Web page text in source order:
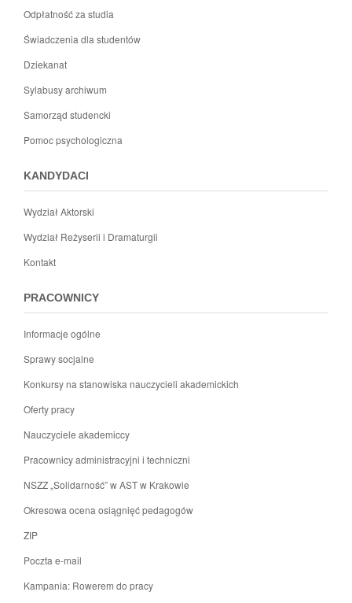
Odpłatność za studia
Świadczenia dla studentów
Dziekanat
Sylabusy archiwum
Samorząd studencki
Pomoc psychologiczna
KANDYDACI
Wydział Aktorski
Wydział Reżyserii i Dramaturgii
Kontakt
PRACOWNICY
Informacje ogólne
Sprawy socjalne
Konkursy na stanowiska nauczycieli akademickich
Oferty pracy
Nauczyciele akademiccy
Pracownicy administracyjni i techniczni
NSZZ „Solidarność” w AST w Krakowie
Okresowa ocena osiągnięć pedagogów
ZIP
Poczta e-mail
Kampania: Rowerem do pracy